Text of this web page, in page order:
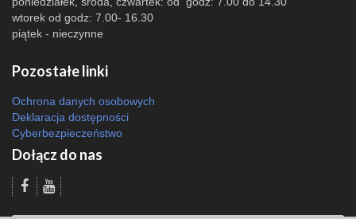
wtorek od godz: 7.00- 16.30
piątek - nieczynne
Pozostałe linki
Ochrona danych osobowych
Deklaracja dostępności
Cyberbezpieczeństwo
Dołącz do nas